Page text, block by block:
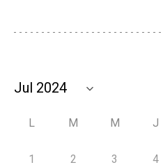
L M M J
1 2 3 4